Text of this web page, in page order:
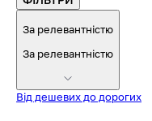
За релевантністю
За релевантністю
Від дешевих до дорогих